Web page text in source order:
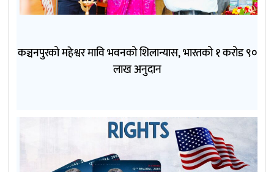
कञ्चनपुरको महेश्वर मावि भवनको शिलान्यास, भारतको १ करोड ९०
लाख अनुदान